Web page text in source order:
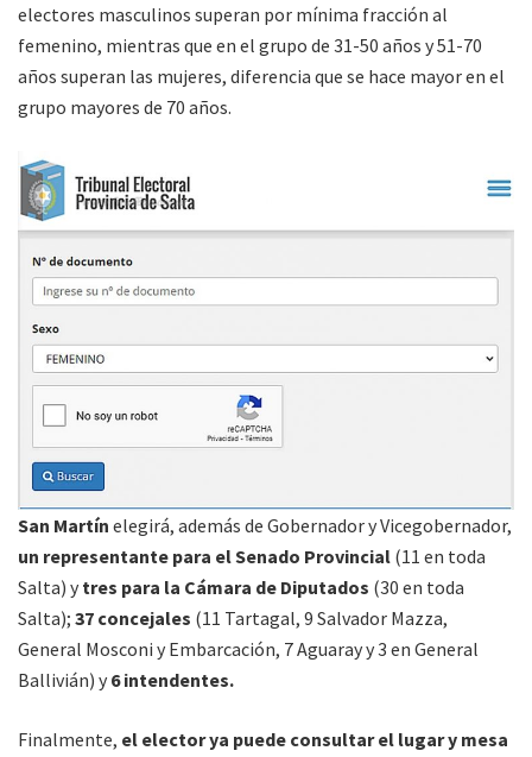
electores masculinos superan por mínima fracción al
femenino, mientras que en el grupo de 31-50 años y 51-70
años superan las mujeres, diferencia que se hace mayor en el
grupo mayores de 70 años.
San Martín elegirá, además de Gobernador y Vicegobernador,
un representante para el Senado Provincial (11 en toda
Salta) y tres para la Cámara de Diputados (30 en toda
Salta); 37 concejales (11 Tartagal, 9 Salvador Mazza,
General Mosconi y Embarcación, 7 Aguaray y 3 en General
Ballivián) y 6 intendentes.
Finalmente, el elector ya puede consultar el lugar y mesa